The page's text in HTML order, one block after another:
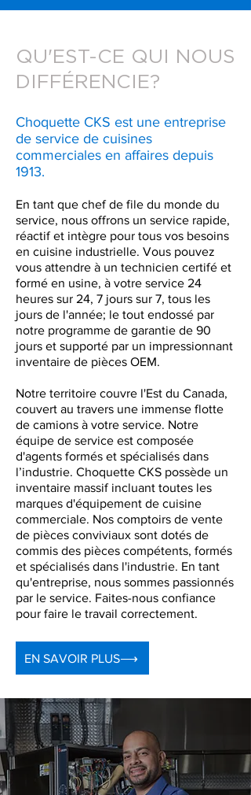
QU'EST-CE QUI NOUS
DIFFÉRENCIE?
Choquette CKS est une entreprise
de service de cuisines
commerciales en affaires depuis
1913.
En tant que chef de file du monde du
service, nous offrons un service rapide,
réactif et intègre pour tous vos besoins
en cuisine industrielle. Vous pouvez
vous attendre à un technicien certifé et
formé en usine, à votre service 24
heures sur 24, 7 jours sur 7, tous les
jours de l'année; le tout endossé par
notre programme de garantie de 90
jours et supporté par un impressionnant
inventaire de pièces OEM.
Notre territoire couvre l'Est du Canada,
couvert au travers une immense flotte
de camions à votre service. Notre
équipe de service est composée
d'agents formés et spécialisés dans
l’industrie. Choquette CKS possède un
inventaire massif incluant toutes les
marques d'équipement de cuisine
commerciale. Nos comptoirs de vente
de pièces conviviaux sont dotés de
commis des pièces compétents, formés
et spécialisés dans l'industrie. En tant
qu'entreprise, nous sommes passionnés
par le service. Faites-nous confiance
pour faire le travail correctement.
EN SAVOIR PLUS⟶